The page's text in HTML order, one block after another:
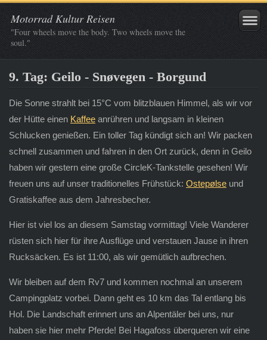
Motorrad Kultur Reisen
"Four wheels move the body. Two wheels move the
soul."
9. Tag: Geilo - Snøvegen - Borgund
Die Sonne strahlt bei 15°C vom blitzblauen Himmel, als wir vor
der Hütte einen Kaffeeanrühren und langsam in kleinen
Schlucken genießen. Ein toller Tag kündigt sich an! Wir packen
schnell zusammen und fahren in den Ort zurück, denn in Geilo
haben wir gestern eine große CircleK-Tankstelle gesehen! Wir
freuen uns auf unser traditionelles Frühstück: Ostepølseund
Gratiskaffee aus dem Jahresbecher.
Hier ist viel los an diesem Samstag vormittag! Viele Wanderer
rüsten sich hier für ihre Ausflüge und verstauen Jause in ihren
Rucksäcken. Es ist 11:00, als wir gemütlich aufbrechen.
Wir bleiben auf dem Rv7 und kommen nochmal an unserem
Campingplatz vorbei. Dann geht es 10 km das Tal entlang bis
Hol. Die Landschaft erinnert uns an Alpentäler bei uns, nur
haben sie hier mehr Pferde! Bei Hagafoss überqueren wir eine